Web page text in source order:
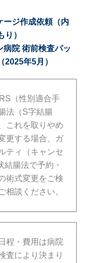
ージ作成依頼（内
）
病院 術前検査パッ
年5月）
（性別適合手
法（S字結腸
これを取りやめ
更する場合、ガ
ティ（キャンセ
結腸法で予約・
術式変更をご検
相談ください。
程・費用は病院
査により決まり